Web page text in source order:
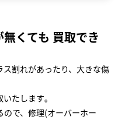
くても 買取でき
割れがあったり、大きな傷
たします｡
で、修理(オーバーホー